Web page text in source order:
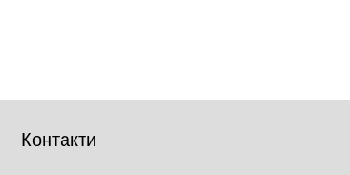
Контакти